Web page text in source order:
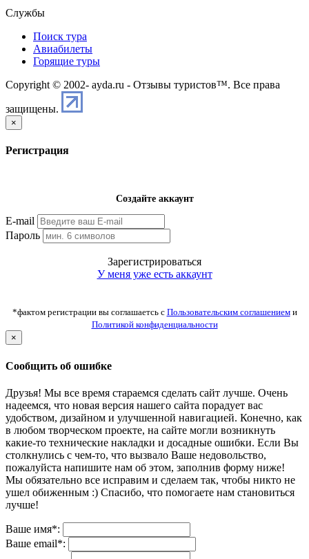
Службы
Поиск тура
Авиабилеты
Горящие туры
Copyright © 2002- ayda.ru - Отзывы туристов™. Все права
защищены.
×
Регистрация
Создайте аккаунт
E-mail
Пароль
Зарегистрироваться
У меня уже есть аккаунт
*фактом регистрации вы соглашаетсь с Пользовательским соглашениеми
Политикой конфиденциальности
×
Сообщить об ошибке
Друзья! Мы все время стараемся сделать сайт лучше. Очень
надеемся, что новая версия нашего сайта порадует вас
удобством, дизайном и улучшенной навигацией. Конечно, как
в любом творческом проекте, на сайте могли возникнуть
какие-то технические накладки и досадные ошибки. Если Вы
столкнулись с чем-то, что вызвало Ваше недовольство,
пожалуйста напишите нам об этом, заполнив форму ниже!
Мы обязательно все исправим и сделаем так, чтобы никто не
ушел обиженным :) Спасибо, что помогаете нам становиться
лучше!
Ваше имя*:
Ваше email*: